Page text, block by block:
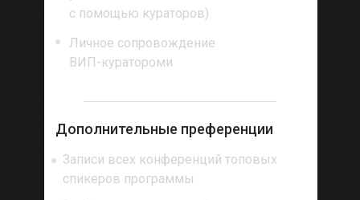
Дополнительные преференции
с помощью кураторов)
Личное сопровождение
ВИП-куратороми
Записи всех конференций топовых
спикеров программы